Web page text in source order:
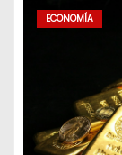
ECONOMÍA